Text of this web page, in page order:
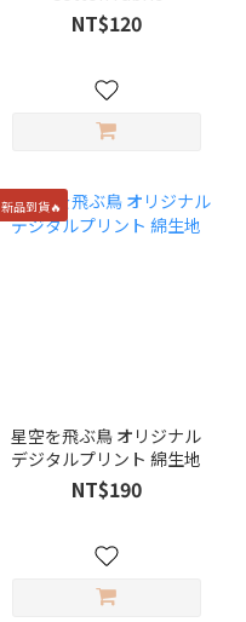
NT$120
新品到貨🔥
星空を飛ぶ鳥 オリジナル
デジタルプリント 綿生地
NT$190